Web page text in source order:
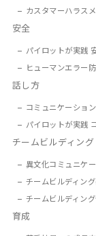
カスタマーハラス
安全
パイロットが実践
ヒューマンエラー
話し方
コミュニケーショ
パイロットが実践
チームビルディング
異文化コミュニケ
チームビルディン
チームビルディン
育成